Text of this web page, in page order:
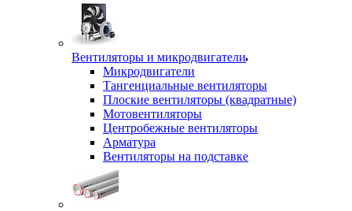
Вентиляторы и микродвигатели
Микродвигатели
Тангенциальные вентиляторы
Плоские вентиляторы (квадратные)
Мотовентиляторы
Центробежные вентиляторы
Арматура
Вентиляторы на подставке